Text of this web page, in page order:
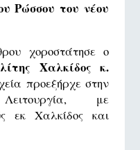
Ρώσσου του νέου
χοροστάτησε ο
Χαλκίδος κ.
προεξήρχε στην
με
εκ Χαλκίδος και